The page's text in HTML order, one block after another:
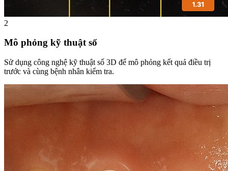
2
Mô phỏng kỹ thuật số
Sử dụng công nghệ kỹ thuật số 3D để mô phỏng kết quả điều trị
trước và cùng bệnh nhân kiểm tra.